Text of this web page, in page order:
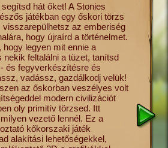
hát őket! A Stonies
játékban egy őskori törzs
visszarepülhetsz az emberiség
hogy újraírd a történelmet.
hogy legyen mit ennie a
nekik feltalálni a tüzet, tanítsd
és fegyverkészítésre és
vadássz, gazdálkodj velük!
az őskorban veszélyes volt
modern civilizációt
oly primitív törzsed. Itt
vezető lennél. Ez a
kőkorszaki játék
alakítási lehetőségekkel,
ha úgy
ebben
a
vallást,
Stonies